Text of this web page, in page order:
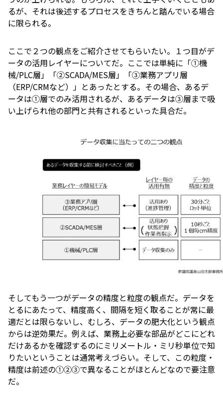
るが、それは後述するプロセスをきちんと踏んでいる場合
に限られる。
ここで２つの観点をご紹介させてもらいたい。１つ目がデ
ータの活用レイヤーについてだ。ここでは単純に「①機
械/PLC層」「②SCADA/MES層」「③業務アプリ層
（ERP/CRMなど）」とあったとする。その場合、あるデ
ータは①層でのみ活用されるが、あるデータは③層まで吸
い上げられ他の部門と共有されるといった具合だ。
そしてもう一つがデータの精度と粒度の観点だ。データを
とるにあたって、精度高く、間隔を短く取ることが常に最
適だとは限らないし、むしろ、データの肥大化という観点
からは逆効果だ。例えば、業務上必要な部品がどこにどれ
だけあるかを確認するのにミリメートル・ミリ秒単位で知
りたいということは通常考えづらい。そして、この粒度・
精度は前述の①②③で異なることがほとんどなので要注意
だ。